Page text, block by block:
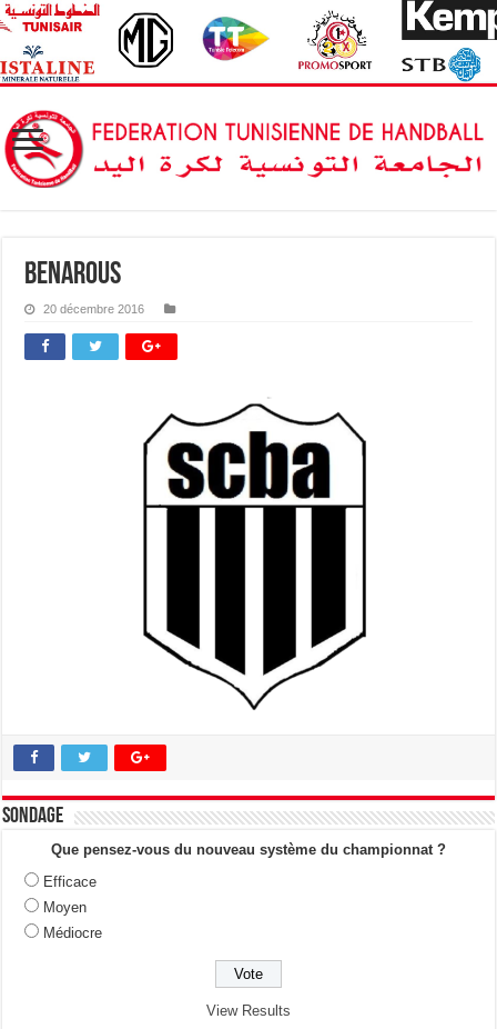
benarous
20 décembre 2016
Sondage
Que pensez-vous du nouveau système du championnat ?
Efficace
Moyen
Médiocre
View Results